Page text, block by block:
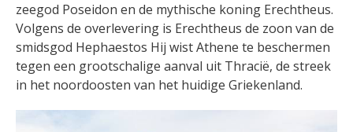
zeegod Poseidon en de mythische koning Erechtheus.
Volgens de overlevering is Erechtheus de zoon van de
smidsgod Hephaestos Hij wist Athene te beschermen
tegen een grootschalige aanval uit Thracië, de streek
in het noordoosten van het huidige Griekenland.